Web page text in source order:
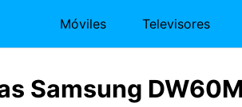
Móviles Televisores
Samsung